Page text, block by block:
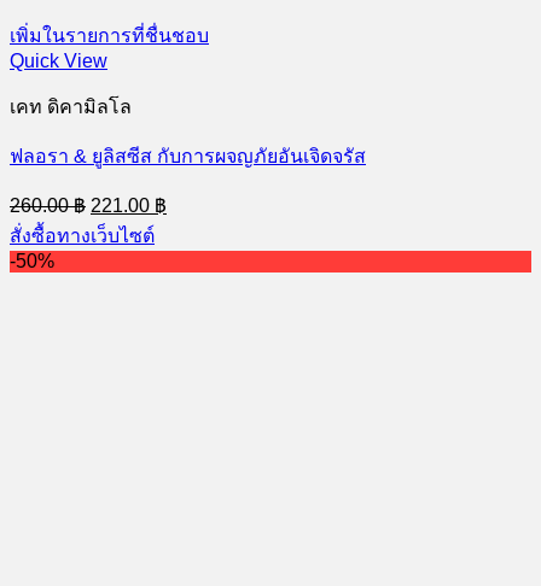
เพิ่มในรายการที่ชื่นชอบ
Quick View
เคท ดิคามิลโล
ฟลอรา & ยูลิสซีส กับการผจญภัยอันเจิดจรัส
260.00฿ Original
price
was:
260.00 ฿.
221.00 ฿
price
221.00 ฿.
สั่งซื้อทางเว็บไซต์
-50%